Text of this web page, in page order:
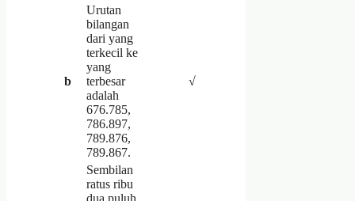
b
Urutan
bilangan
dari yang
terkecil ke
yang
terbesar
adalah
676.785,
786.897,
789.876,
789.867.
√
Sembilan
ratus ribu
dua puluh